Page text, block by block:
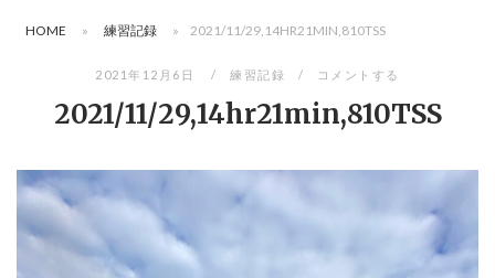
HOME » 練習記録 » 2021/11/29,14HR21MIN,810TSS
2021年12月6日 練習記録 コメントする
2021/11/29,14hr21min,810TSS